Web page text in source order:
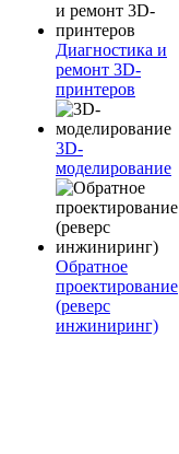
Диагностика и
ремонт 3D-
принтеров
3D-
моделирование
Обратное
проектирование
(реверс
инжиниринг)